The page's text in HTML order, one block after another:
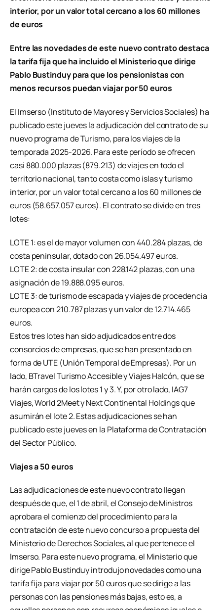
interior, por un valor total cercano a los 60 millones
de euros
Entre las novedades de este nuevo contrato destaca
la tarifa fija que ha incluido el Ministerio que dirige
Pablo Bustinduy para que los pensionistas con
menos recursos puedan viajar por 50 euros
El Imserso (Instituto de Mayores y Servicios Sociales) ha
publicado este jueves la adjudicación del contrato de su
nuevo programa de Turismo, para los viajes de la
temporada 2025-2026. Para este período se ofrecen
casi 880.000 plazas (879.213) de viajes en todo el
territorio nacional, tanto costa como islas y turismo
interior, por un valor total cercano a los 60 millones de
euros (58.657.057 euros). El contrato se divide en tres
lotes:
LOTE 1: es el de mayor volumen con 440.284 plazas, de
costa peninsular, dotado con 26.054.497 euros.
LOTE 2: de costa insular con 228.142 plazas, con una
asignación de 19.888.095 euros.
LOTE 3: de turismo de escapada y viajes de procedencia
europea con 210.787 plazas y un valor de 12.714.465
euros.
Estos tres lotes han sido adjudicados entre dos
consorcios de empresas, que se han presentado en
forma de UTE (Unión Temporal de Empresas). Por un
lado, BTravel Turismo Accesible y Viajes Halcón, que se
harán cargos de los lotes 1 y 3. Y, por otro lado, IAG7
Viajes, World 2Meet y Next Continental Holdings que
asumirán el lote 2. Estas adjudicaciones se han
publicado este jueves en la Plataforma de Contratación
del Sector Público.
Viajes a 50 euros
Las adjudicaciones de este nuevo contrato llegan
después de que, el 1 de abril, el Consejo de Ministros
aprobara el comienzo del procedimiento para la
contratación de este nuevo concurso a propuesta del
Ministerio de Derechos Sociales, al que pertenece el
Imserso. Para este nuevo programa, el Ministerio que
dirige Pablo Bustinduy introdujo novedades como una
tarifa fija para viajar por 50 euros que se dirige a las
personas con las pensiones más bajas, esto es, a